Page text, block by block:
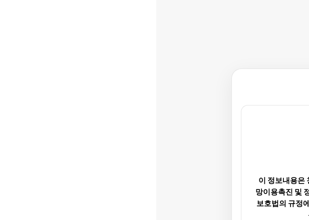
이 정보내용은
망이용촉진 및
보호법의 규정